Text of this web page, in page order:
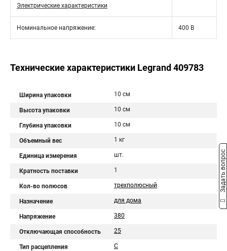
Электрические характеристики
Номинальное напряжение: 400 В
Технические характеристики Legrand 409783
Ширина упаковки 10 см
Высота упаковки 10 см
Глубина упаковки 10 см
Объемный вес 1 кг
Единица измерения шт.
Кратность поставки 1
Кол-во полюсов трехполюсный
Назначение для дома
Напряжение 380
Отключающая способность 25
Тип расцепления C
Задать вопрос